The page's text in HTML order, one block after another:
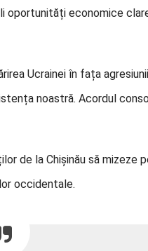
oportunități economice
Ucrainei în fața
noastră. Acordul
de la Chișinău să mizeze
occidentale.